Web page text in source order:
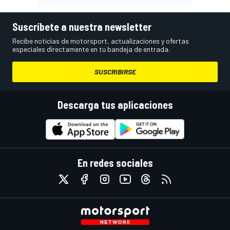
Suscríbete a nuestra newsletter
Recibe noticias de motorsport, actualizaciones y ofertas
especiales directamente en tu bandeja de entrada.
SUSCRIBIRSE
Descarga tus aplicaciones
En redes sociales